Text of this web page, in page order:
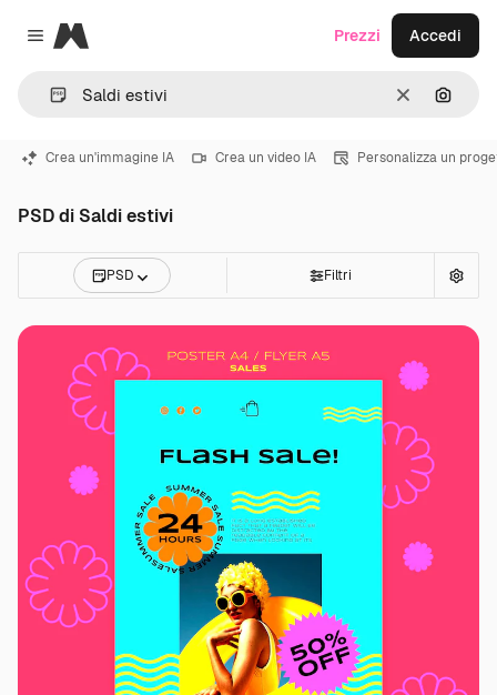
Close menu
Magnific
CancellaCerca
Prezzi Accedi
Crea un'immagine IA Crea un video IA Personalizza un
PSD di Saldi estivi
PSD Filtri